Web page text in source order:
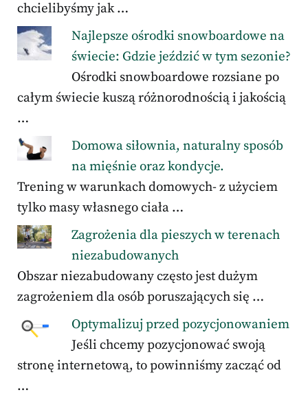
chcielibyśmy jak …
Najlepsze ośrodki snowboardowe na
świecie: Gdzie jeździć w tym sezonie?
Ośrodki snowboardowe rozsiane po
całym świecie kuszą różnorodnością i jakością
…
Domowa siłownia, naturalny sposób
na mięśnie oraz kondycje.
Trening w warunkach domowych- z użyciem
tylko masy własnego ciała …
Zagrożenia dla pieszych w terenach
niezabudowanych
Obszar niezabudowany często jest dużym
zagrożeniem dla osób poruszających się …
Optymalizuj przed pozycjonowaniem
Jeśli chcemy pozycjonować swoją
stronę internetową, to powinniśmy zacząć od
…